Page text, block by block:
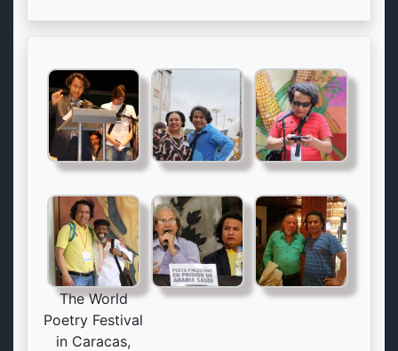
The World
Poetry Festival
in Caracas,